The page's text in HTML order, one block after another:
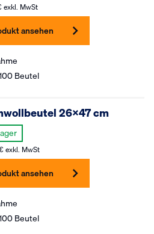
Beutel
exkl. MwSt
ansehen
Beutel
26×47 cm
exkl. MwSt
ansehen